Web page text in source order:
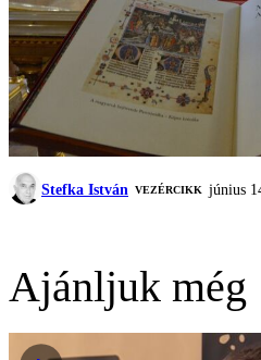
Stefka István VEZÉRCIKK június
Ajánljuk még